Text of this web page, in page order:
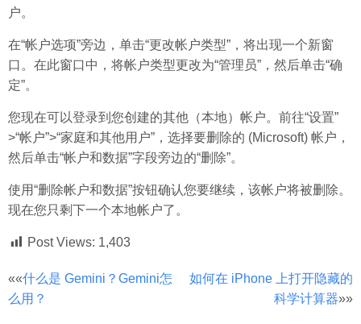
户。
在“帐户选项”旁边，单击“更改帐户类型”，将出现一个新窗
口。在此窗口中，将帐户类型更改为“管理员”，然后单击“确
定”。
您现在可以登录到您创建的其他（本地）帐户。前往“设置”
>“帐户”>“家庭和其他用户”，选择要删除的 (Microsoft) 帐户，
然后单击“帐户和数据”字段旁边的“删除”。
使用“删除帐户和数据”按钮确认您要继续，该帐户将被删除。
现在您只剩下一个本地帐户了。
Post Views: 1,403
文
章
««什么是 Gemini？Gemini怎
么用？
如何在 iPhone 上打开隐藏的
科学计算器»»